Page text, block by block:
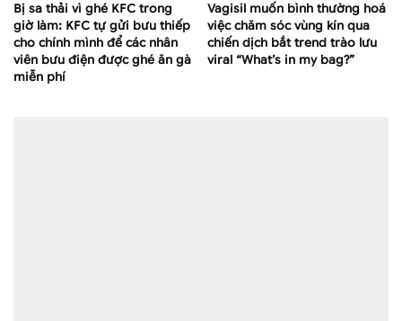
Bị sa thải vì ghé KFC trong
giờ làm: KFC tự gửi bưu thiếp
cho chính mình để các nhân
viên bưu điện được ghé ăn gà
miễn phí
Vagisil muốn bình thường hoá
việc chăm sóc vùng kín qua
chiến dịch bắt trend trào lưu
viral “What’s in my bag?”